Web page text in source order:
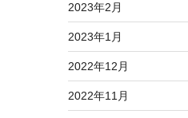
2023年2月
2023年1月
2022年12月
2022年11月